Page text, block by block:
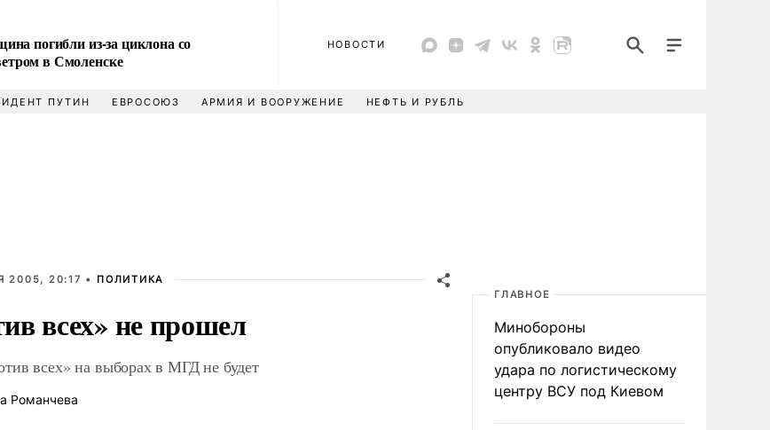
погибли из-за циклона со
в Смоленске
НОВОСТИ
ПУТИН ЕВРОСОЮЗ АРМИЯ И ВООРУЖЕНИЕ НЕФТЬ И РУБЛЬ
2005, 20:17 • ПОЛИТИКА
всех» не прошел
всех» на выборах в МГД не будет
Романчева
ГЛАВНОЕ
Минобороны
опубликовало видео
удара по логистическому
центру ВСУ под Киевом